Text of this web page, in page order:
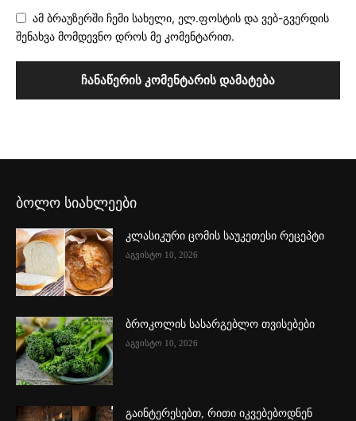
ამ ბრაუზერში ჩემი სახელი, ელ.ფოსტის და ვებ-გვერდის
შენახვა მომდევნო დროს მე კომენტარით.
ბოლო სიახლეები
კლასიკური ცომის საუკეთესი რეცეპტი
აგვისტო 10, 2026
ბროკოლის სასარგებლო თვისებები
აგვისტო 10, 2026
გაინტერესებთ, რითი იკვებებოდნენ